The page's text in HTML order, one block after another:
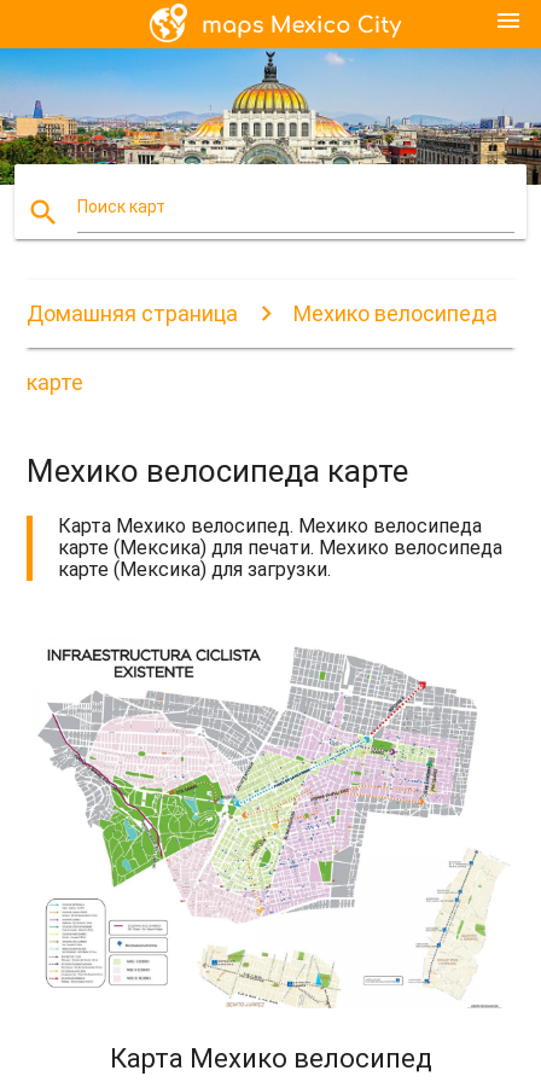
menu
search Поиск карт
Домашняя страница Мехико велосипеда
карте
Мехико велосипеда карте
Карта Мехико велосипед. Мехико велосипеда
карте (Мексика) для печати. Мехико велосипеда
карте (Мексика) для загрузки.
Карта Мехико велосипед